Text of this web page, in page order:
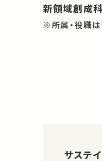
新領域創成
※所属・役職は
サステ